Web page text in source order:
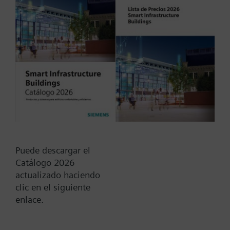
Tipo / Código:
RAK13.0020
Código:
BPZ:RAK13.0020
Documentos
Puede descargar el
Catálogo 2026
actualizado haciendo
clic en el siguiente
enlace.